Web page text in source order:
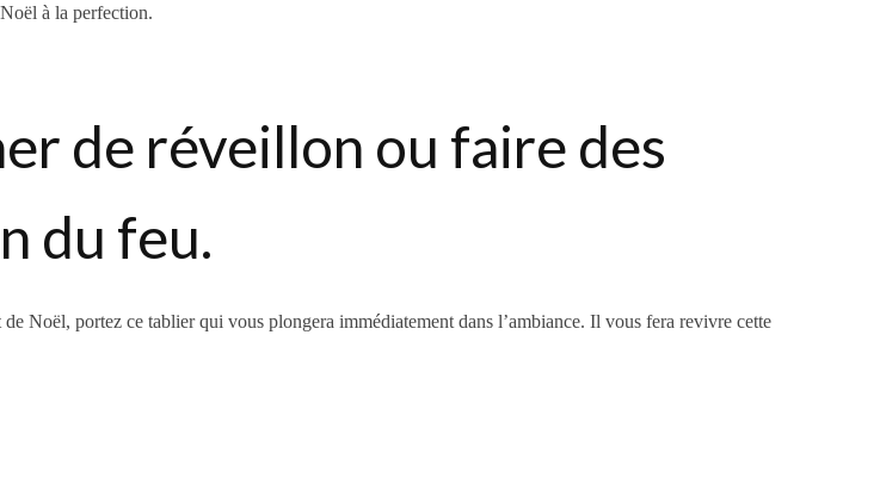
à la perfection.
de réveillon ou faire des
du feu.
Noël, portez ce tablier qui vous plongera immédiatement dans l’ambiance. Il vous fera revivre cette